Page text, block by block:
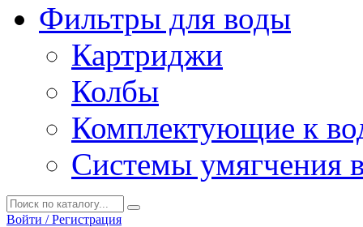
Фильтры для воды
Картриджи
Колбы
Комплектующие к
Системы умягчения
Войти / Регистрация